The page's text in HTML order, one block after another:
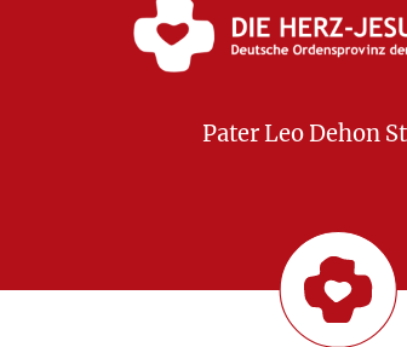
Pater Leo Dehon